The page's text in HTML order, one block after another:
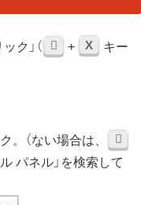
ク」（ + X
キー
。（ない場合は、
パネル」を検索して